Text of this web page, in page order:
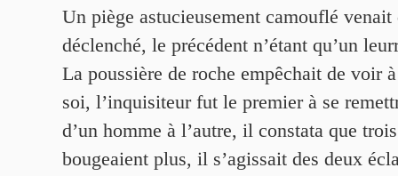
Un piège astucieusement camouflé venait
déclenché, le précédent n’étant qu’un
La poussière de roche empêchait de voir
soi, l’inquisiteur fut le premier à se
d’un homme à l’autre, il constata que
bougeaient plus, il s’agissait des deux